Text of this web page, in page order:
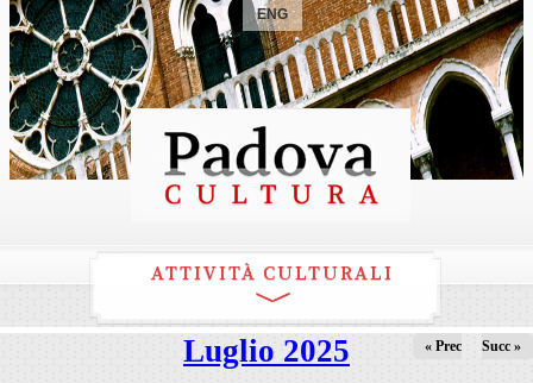
ENG
ATTIVITÀ CULTURALI
Luglio 2025 « Prec Succ »